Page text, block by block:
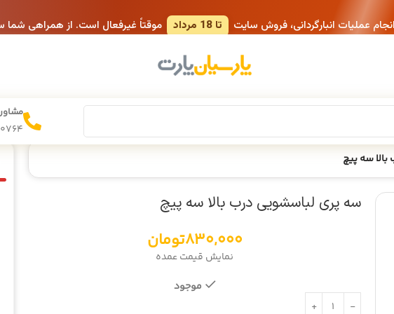
عملیات انبارگردانی، فروش سایت تا 18 مرداد موقتاً غیرفعال است. از همراهی شما
سه پیچ
سه پری لباسشویی درب بالا سه پیچ
830,000تومان
نمایش قیمت عمده
موجود